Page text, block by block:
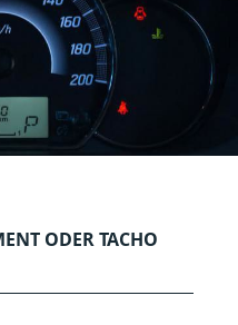
ODER TACHO